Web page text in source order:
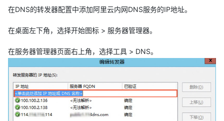
在DNS的转发器配置中添加阿里云内网DNS服务的IP地址。
在桌面左下角，选择开始图标 > 服务器管理器。
在服务器管理器页面右上角，选择工具 > DNS。